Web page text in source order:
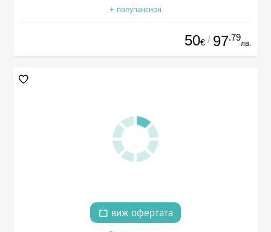
+ полупансион
50€ / 97.79
лв.
виж офертата